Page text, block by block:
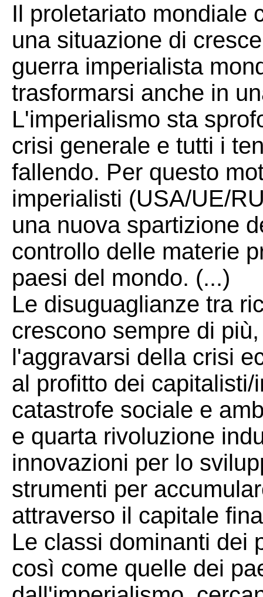
Il proletariato mondiale
una situazione di
guerra imperialista
trasformarsi anche in
L'imperialismo sta
crisi generale e tutti i
fallendo. Per questo
imperialisti (USA/UE/
una nuova spartizione
controllo delle materie
paesi del mondo. (...)
Le disuguaglianze tra
crescono sempre di
l'aggravarsi della crisi
al profitto dei
catastrofe sociale e
e quarta rivoluzione
innovazioni per lo
strumenti per
attraverso il capitale
Le classi dominanti dei
così come quelle dei